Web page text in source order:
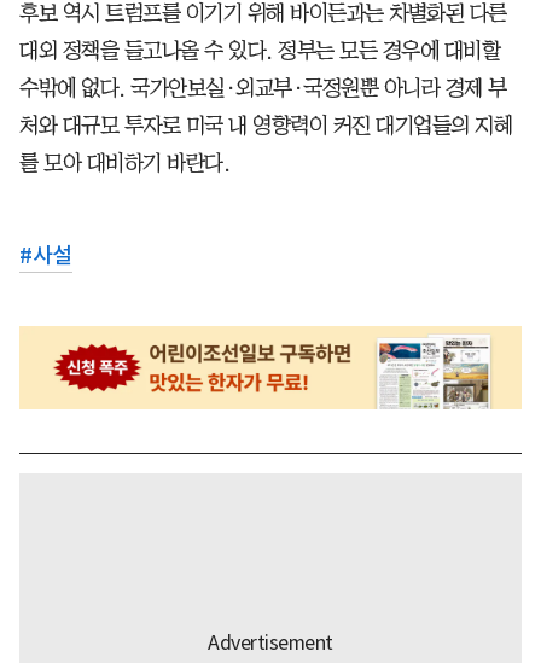
후보 역시 트럼프를 이기기 위해 바이든과는 차별화된 다른
대외 정책을 들고나올 수 있다. 정부는 모든 경우에 대비할
수밖에 없다. 국가안보실·외교부·국정원뿐 아니라 경제 부
처와 대규모 투자로 미국 내 영향력이 커진 대기업들의 지혜
를 모아 대비하기 바란다.
#사설